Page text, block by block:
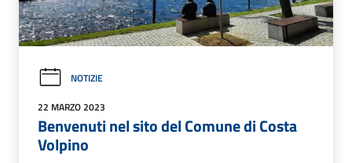
NOTIZIE
22 MARZO 2023
Benvenuti nel sito del Comune di Costa
Volpino